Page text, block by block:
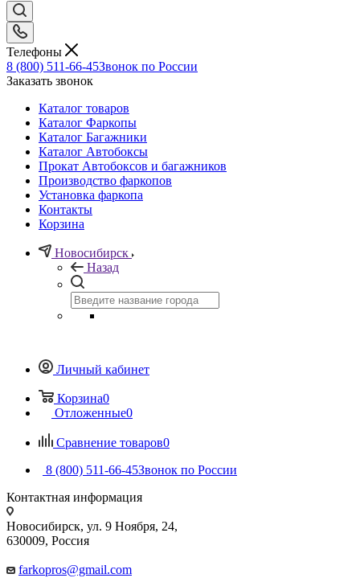
Телефоны
8 (800) 511-66-45Звонок по России
Заказать звонок
Каталог товаров
Каталог Фаркопы
Каталог Багажники
Каталог Автобоксы
Прокат Автобоксов и багажников
Производство фаркопов
Установка фаркопа
Контакты
Корзина
Новосибирск
Назад
Личный кабинет
Корзина0
Отложенные0
Сравнение товаров0
8 (800) 511-66-45Звонок по России
Контактная информация
Новосибирск, ул. 9 Ноября, 24,
630009, Россия
farkopros@gmail.com